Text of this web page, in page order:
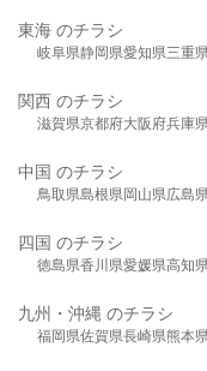
東海 のチラシ
岐阜県静岡県愛知県三重県
関西 のチラシ
滋賀県京都府大阪府兵庫県
中国 のチラシ
鳥取県島根県岡山県広島県
四国 のチラシ
徳島県香川県愛媛県高知県
九州・沖縄 のチラシ
福岡県佐賀県長崎県熊本県